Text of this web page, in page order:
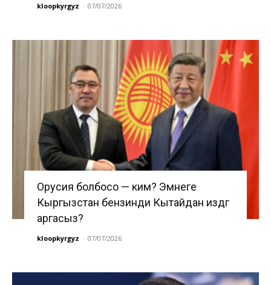
kloopkyrgyz - 07/07/2026
Орусия болбосо — ким? Эмнеге
Кыргызстан бензинди Кытайдан издөөгө
аргасыз?
kloopkyrgyz - 07/07/2026